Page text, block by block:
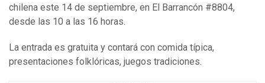
chilena este 14 de septiembre, en El Barrancón #8804,
desde las 10 a las 16 horas.
La entrada es gratuita y contará con comida típica,
presentaciones folklóricas, juegos tradiciones.